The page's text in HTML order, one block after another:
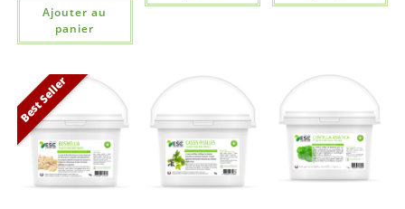
Ajouter au
panier
Best Seller